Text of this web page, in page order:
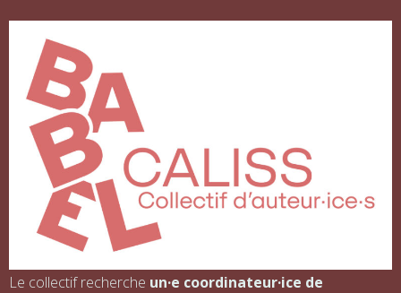
Le collectif recherche un·e coordinateur·ice de